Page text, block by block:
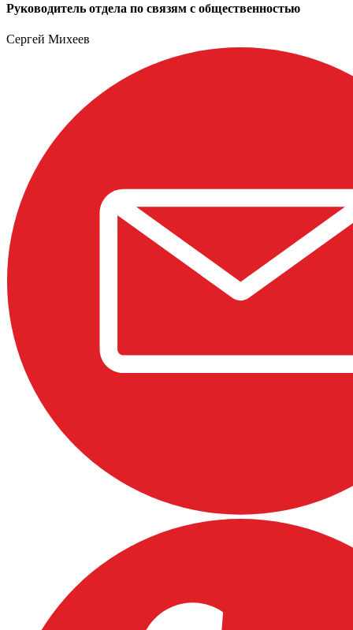
Руководитель отдела по связям с общественностью
Сергей Михеев